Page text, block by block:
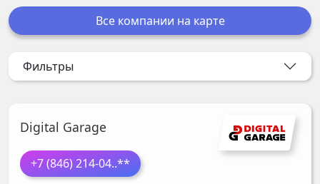
Все компании на карте
Фильтры
Digital Garage
+7 (846) 214-04..**